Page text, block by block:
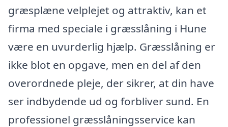
græsplæne velplejet og attraktiv, kan et
firma med speciale i græsslåning i Hune
være en uvurderlig hjælp. Græsslåning er
ikke blot en opgave, men en del af den
overordnede pleje, der sikrer, at din have
ser indbydende ud og forbliver sund. En
professionel græsslåningsservice kan